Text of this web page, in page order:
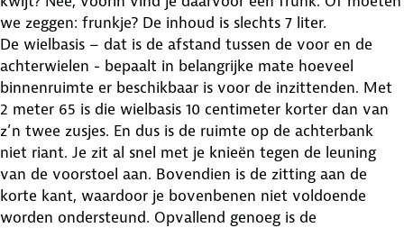
we zeggen: frunkje? De inhoud is slechts 7 liter.
De wielbasis – dat is de afstand tussen de voor en de
achterwielen - bepaalt in belangrijke mate hoeveel
binnenruimte er beschikbaar is voor de inzittenden. Met
2 meter 65 is die wielbasis 10 centimeter korter dan van
z’n twee zusjes. En dus is de ruimte op de achterbank
niet riant. Je zit al snel met je knieën tegen de leuning
van de voorstoel aan. Bovendien is de zitting aan de
korte kant, waardoor je bovenbenen niet voldoende
worden ondersteund. Opvallend genoeg is de